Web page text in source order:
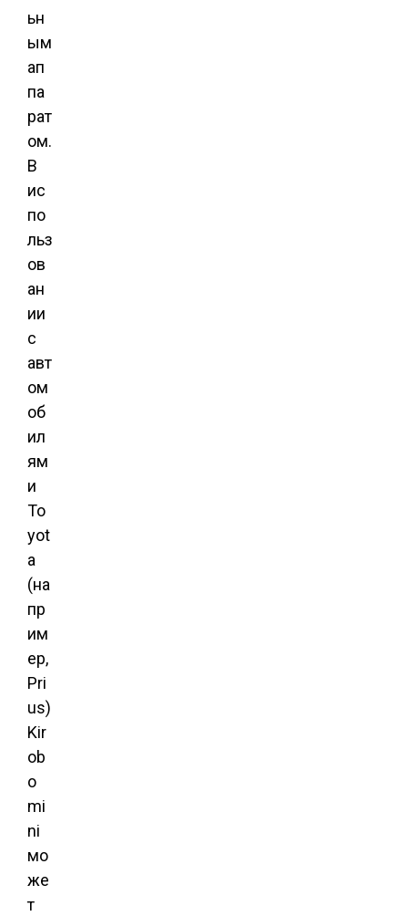
ьн
ым
ап
па
рат
ом.
В
ис
по
льз
ов
ан
ии
с
авт
ом
об
ил
ям
и
To
yot
a
(на
пр
им
ер,
Pri
us)
Kir
ob
o
mi
ni
мо
же
т